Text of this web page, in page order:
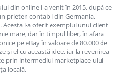
din online i-a venit în 2015, după ce
prieten contabil din Germania,
Acesta i-a oferit exemplul unui client
mare, dar în timpul liber, în afara
pe eBay în valoare de 80.000 de
şi el cu această idee, iar la revenirea
prin intermediul marketplace-ului
locală.